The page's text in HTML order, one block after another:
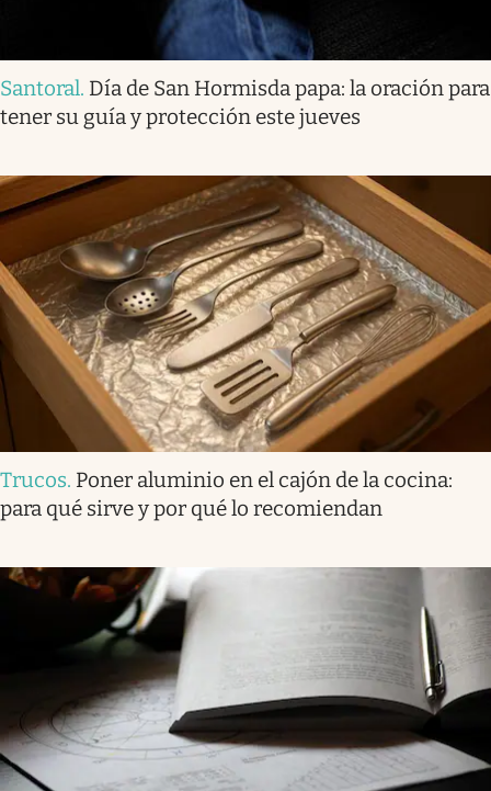
Santoral. Día de San Hormisda papa: la oración para
tener su guía y protección este jueves
Trucos. Poner aluminio en el cajón de la cocina:
para qué sirve y por qué lo recomiendan